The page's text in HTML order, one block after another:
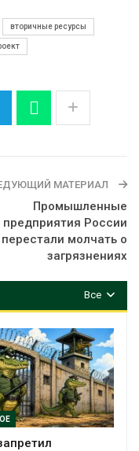
вторичные ресурсы
МАТЕРИАЛ
Промышленные
предприятия России
перестали молчать о
загрязнениях
Все